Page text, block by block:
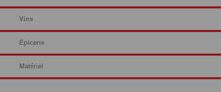
Vins
Epicerie
Matériel